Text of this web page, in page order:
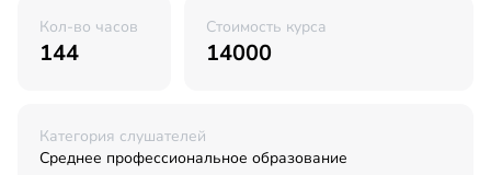
Кол-во часов
144
Стоимость курса
14000
Категория слушателей
Среднее профессиональное образование